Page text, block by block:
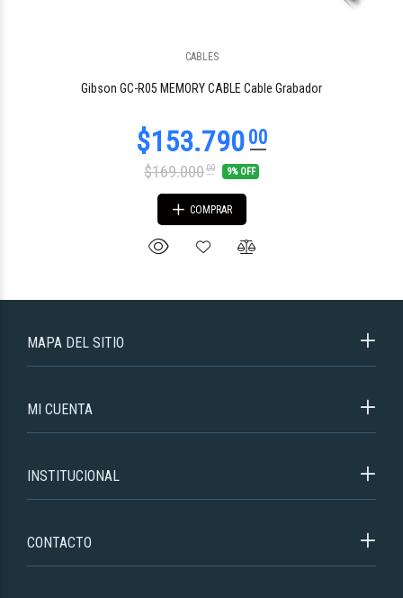
CABLES
Gibson GC-R05 MEMORY CABLE Cable Grabador
$169.00000 9% OFF
COMPRAR
MAPA DEL SITIO
MI CUENTA
INSTITUCIONAL
CONTACTO